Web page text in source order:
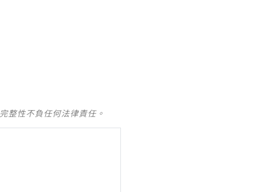
整性不負任何法律責任。